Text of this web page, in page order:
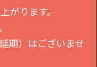
がります。
期）はございませ